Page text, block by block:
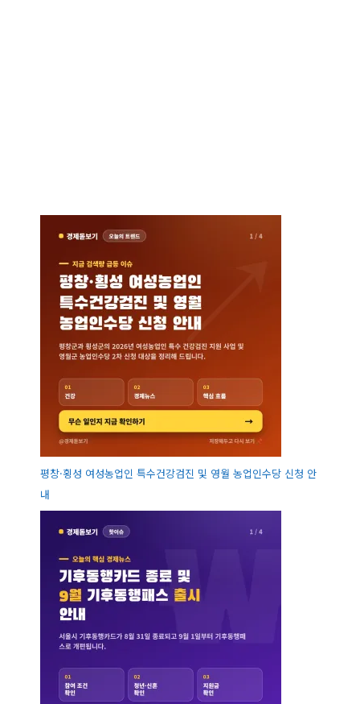
평창·횡성 여성농업인 특수건강검진 및 영월 농업인수당 신청 안
내